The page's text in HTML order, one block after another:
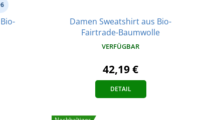
Damen Sweatshirt aus Bio-
Fairtrade-Baumwolle
VERFÜGBAR
42,19 €
DETAIL